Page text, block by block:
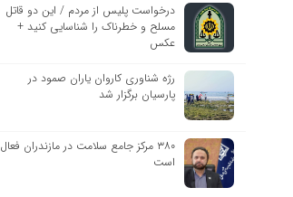
درخواست پلیس از مردم / این دو قاتل
مسلح و خطرناک را شناسایی کنید +
عکس
رژه شناوری کاروان یاران صمود در
پارسیان برگزار شد
۳۸۰ مرکز جامع سلامت در مازندران فعال
است